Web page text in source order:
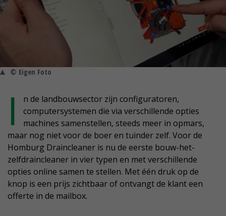
© Eigen Foto
I
n de landbouwsector zijn configuratoren,
computersystemen die via verschillende opties
machines samenstellen, steeds meer in opmars,
maar nog niet voor de boer en tuinder zelf. Voor de
Homburg Draincleaner is nu de eerste bouw-het-
zelfdraincleaner in vier typen en met verschillende
opties online samen te stellen. Met één druk op de
knop is een prijs zichtbaar of ontvangt de klant een
offerte in de mailbox.